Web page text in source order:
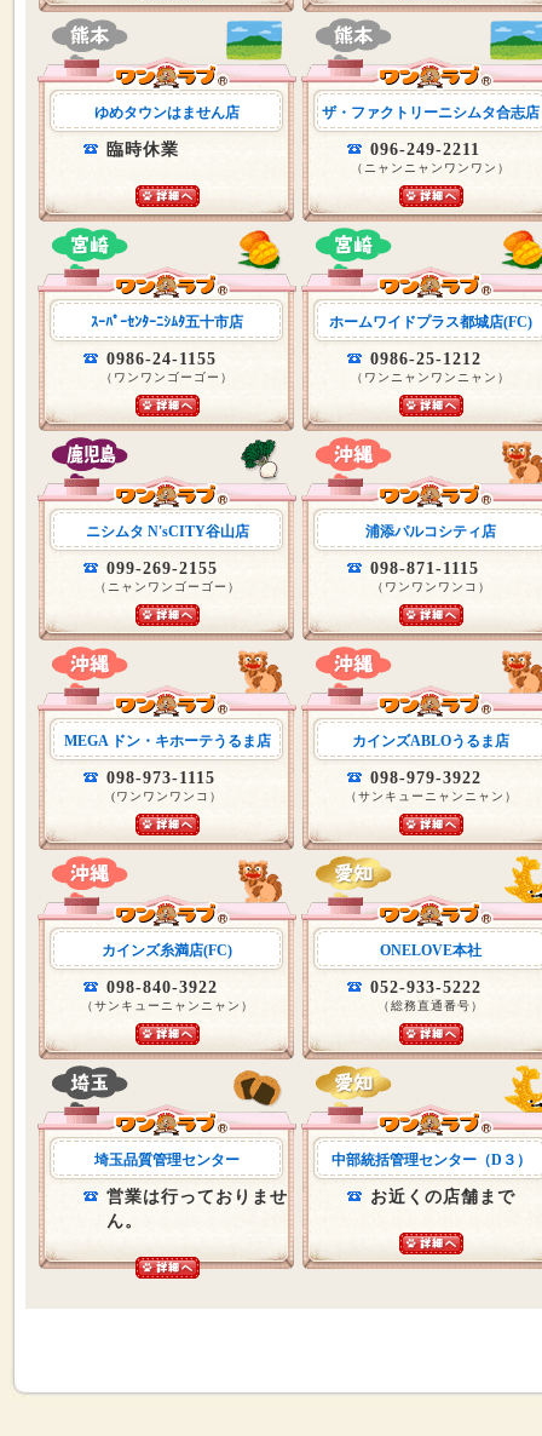
ゆめタウンはません店
臨時休業
ザ・ファクトリーニシムタ合志店
096-249-2211
（ニャンニャンワンワン）
ｽｰﾊﾟｰｾﾝﾀｰﾆｼﾑﾀ五十市店
0986-24-1155
（ワンワンゴーゴー）
ホームワイドプラス都城店(FC)
0986-25-1212
（ワンニャンワンニャン）
ニシムタ N'sCITY谷山店
099-269-2155
（ニャンワンゴーゴー）
浦添パルコシティ店
098-871-1115
（ワンワンワンコ）
MEGA ドン・キホーテうるま店
098-973-1115
(ワンワンワンコ）
カインズABLOうるま店
098-979-3922
（サンキューニャンニャン）
カインズ糸満店(FC)
098-840-3922
（サンキューニャンニャン）
ONELOVE本社
052-933-5222
（総務直通番号）
埼玉品質管理センター
営業は行っておりませ
ん。
中部統括管理センター（D３）
お近くの店舗まで